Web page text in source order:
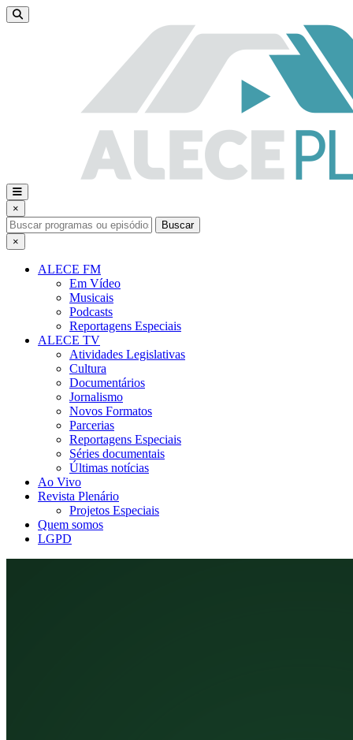
×
Buscar
×
ALECE FM
Em Vídeo
Musicais
Podcasts
Reportagens Especiais
ALECE TV
Atividades Legislativas
Cultura
Documentários
Jornalismo
Novos Formatos
Parcerias
Reportagens Especiais
Séries documentais
Últimas notícias
Ao Vivo
Revista Plenário
Projetos Especiais
Quem somos
LGPD